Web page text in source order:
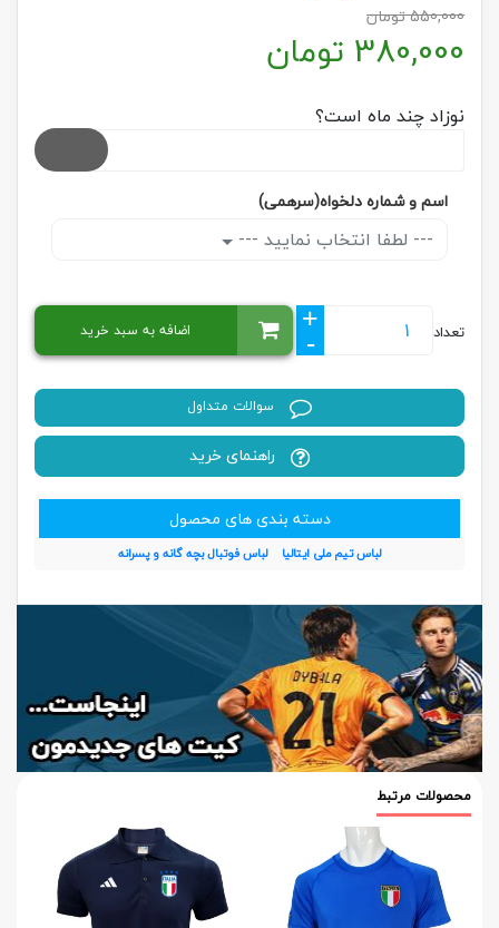
550,000تومان
380,000 تومان
نوزاد چند ماه است؟
اسم و شماره دلخواه(سرهمی)
--- لطفا انتخاب نمایید ---
تعداد
+
-
اضافه به سبد خرید
سوالات متداول
راهنمای خرید
دسته بندی های محصول
لباس تیم ملی ایتالیا لباس فوتبال بچه گانه و پسرانه
محصولات مرتبط